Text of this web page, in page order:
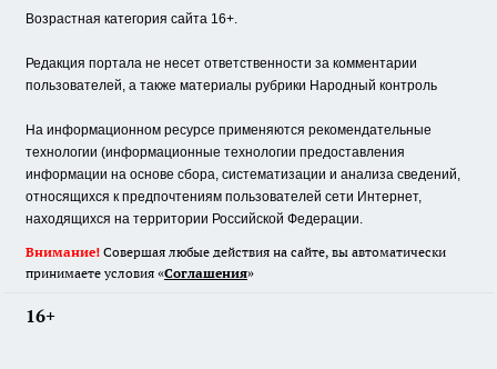
Возрастная категория сайта 16+.
Редакция портала не несет ответственности за комментарии
пользователей, а также материалы рубрики Народный контроль
На информационном ресурсе применяются рекомендательные
технологии (информационные технологии предоставления
информации на основе сбора, систематизации и анализа сведений,
относящихся к предпочтениям пользователей сети Интернет,
находящихся на территории Российской Федерации.
Внимание! Совершая любые действия на сайте, вы автоматически
принимаете условия «Cоглашения»
16+